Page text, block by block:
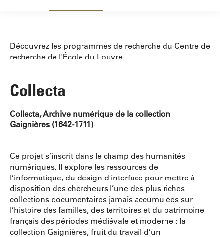
Découvrez les programmes de recherche du Centre de
recherche de l'École du Louvre
Collecta
Collecta, Archive numérique de la collection
Gaignières (1642-1711)
Ce projet s’inscrit dans le champ des humanités
numériques. Il explore les ressources de
l’informatique, du design d’interface pour mettre à
disposition des chercheurs l’une des plus riches
collections documentaires jamais accumulées sur
l’histoire des familles, des territoires et du patrimoine
français des périodes médiévale et moderne : la
collection Gaignières, fruit du travail d’un